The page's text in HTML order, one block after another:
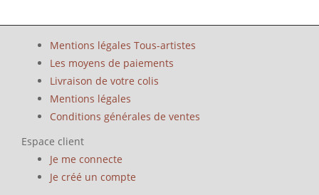
Mentions légales Tous-artistes
Les moyens de paiements
Livraison de votre colis
Mentions légales
Conditions générales de ventes
Espace client
Je me connecte
Je créé un compte